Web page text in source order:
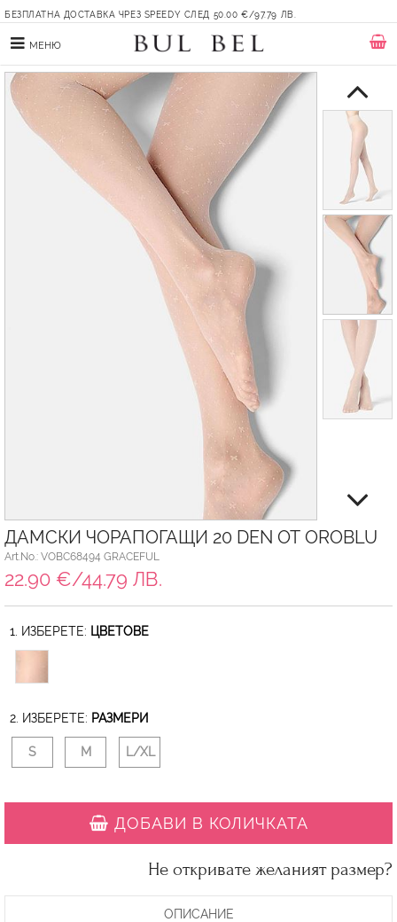
БЕЗПЛАТНА ДОСТАВКА ЧРЕЗ SPEEDY СЛЕД 50.00 €/97.79 ЛВ.
МЕНЮ
ДАМСКИ ЧОРАПОГАЩИ 20 DEN ОТ OROBLU
Art.No.: VOBC68494 GRACEFUL
22.90 €/44.79 ЛВ.
1. ИЗБЕРЕТЕ: ЦВЕТОВЕ
2. ИЗБЕРЕТЕ: РАЗМЕРИ
S M L/XL
ДОБАВИ В КОЛИЧКАТА
Не откривате желаният размер?
ОПИСАНИЕ